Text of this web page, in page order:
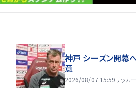
神戸 シーズン開幕
意
2026/08/07 15:59サッカー